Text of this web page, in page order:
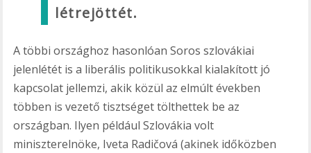
létrejöttét.
A többi országhoz hasonlóan Soros szlovákiai
jelenlétét is a liberális politikusokkal kialakított jó
kapcsolat jellemzi, akik közül az elmúlt években
többen is vezető tisztséget tölthettek be az
országban. Ilyen például Szlovákia volt
miniszterelnöke, Iveta Radičová (akinek időközben